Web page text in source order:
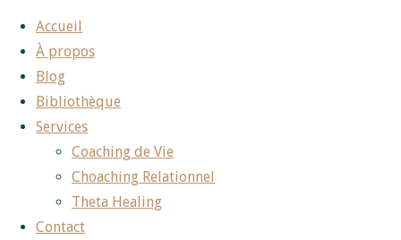
Aller au contenu
Accueil
À propos
Blog
Bibliothèque
Services
Coaching de Vie
Choaching Relationnel
Theta Healing
Contact